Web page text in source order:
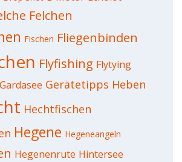
Felchen
Fischen Fliegenbinden
Flyfishing Flytying
Gardasee Gerätetipps Heben
Hechtfischen
Hegene Hegeneangeln
Hegenenrute Hintersee